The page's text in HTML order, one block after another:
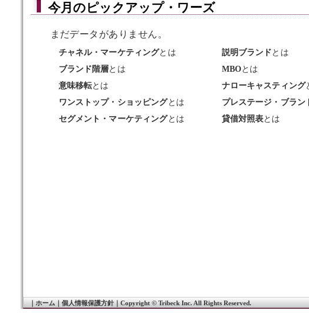
今月のピックアップ・ワーズ
まだデータがありません。
チャネル・マーケティングとは 説明ブランドとは
ブランド階層とは MBOとは
意味移転とは ナローキャスティング
ワンストップ・ショッピングとは プレステージ・ブラン
セグメント・マーケティングとは 貸借対照表とは
ホーム｜ 個人情報保護方針｜ Copyright © Tribeck Inc. All Rights Reserved.